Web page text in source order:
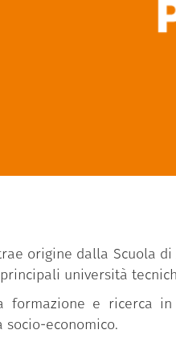
origine dalla Scuola
università
e ricerca in
economico.